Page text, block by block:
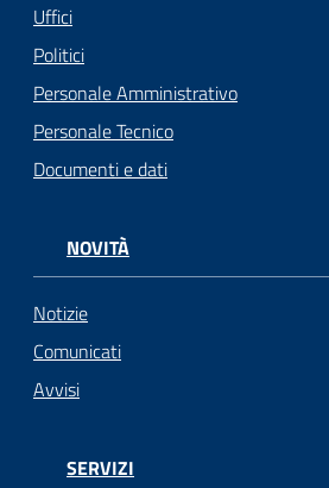
Uffici
Politici
Personale Amministrativo
Personale Tecnico
Documenti e dati
NOVITÀ
Notizie
Comunicati
Avvisi
SERVIZI